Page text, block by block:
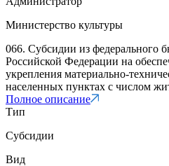
Министерство культуры
066. Субсидии из федерального
Российской Федерации на
укрепления материально-
населенных пунктах с числом
Полное описание
Тип
Субсидии
Вид